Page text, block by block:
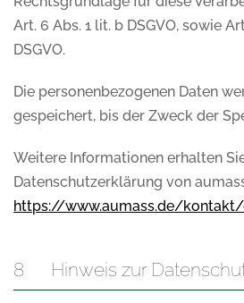
Art. 6 Abs. 1 lit. b DSGVO, sowie
DSGVO.
Die personenbezogenen Daten
gespeichert, bis der Zweck der
Weitere Informationen erhalten
Datenschutzerklärung von
https://www.aumass.de/
8 Hinweis zur